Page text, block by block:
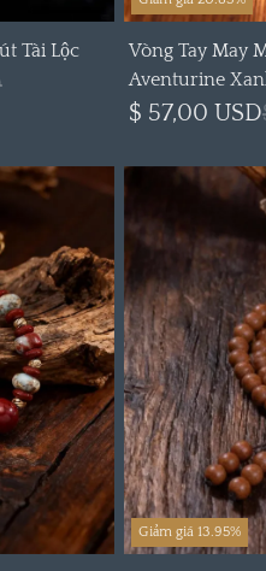
Tài Lộc
Vòng Tay May
Aventurine
$ 57,00 USD
Giảm giá 13.95%